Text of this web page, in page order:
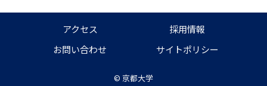
© 京都大学
アクセス
採用情報
お問い合わせ
サイトポリシー